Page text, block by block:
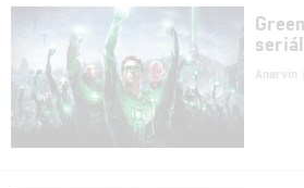
Anarvin